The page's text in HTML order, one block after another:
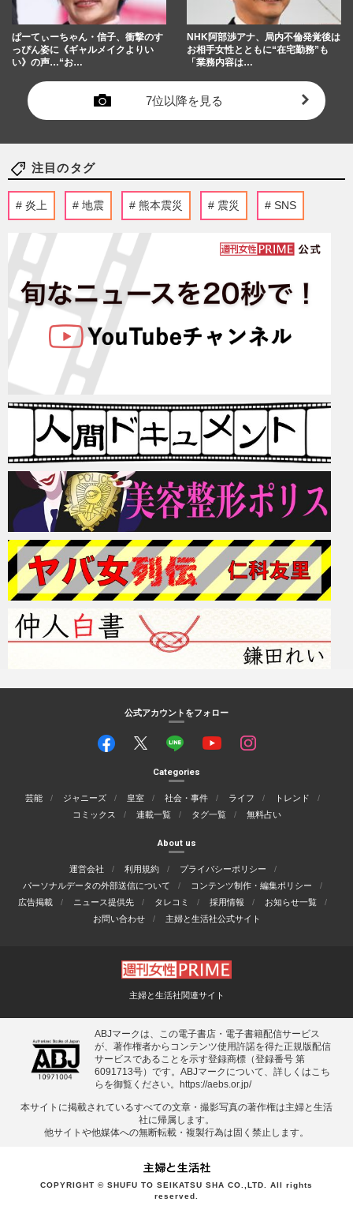
ぱーてぃーちゃん・信子、衝撃のす
っぴん姿に《ギャルメイクよりい
い》の声…“お…
NHK阿部渉アナ、局内不倫発覚後は
お相手女性とともに“在宅勤務”も
「業務内容は…
7位以降を見る
注目のタグ
炎上 地震 熊本震災 震災 SNS
公式アカウントをフォロー
Categories
芸能 ジャニーズ 皇室 社会・事件 ライフ
トレンド
コミックス
連載一覧 タグ一覧 無料占い
About us
運営会社 利用規約
プライバシーポリシー
パーソナルデータの外部送信について
コンテンツ制作・編集ポリシー
広告掲載
ニュース提供先 タレコミ 採用情報
お知らせ一覧
お問い合わせ
主婦と生活社公式サイト
主婦と生活社関連サイト
ABJマークは、この電子書店・電子書籍配信サービス
が、著作権者からコンテンツ使用許諾を得た正規版配信
サービスであることを示す登録商標（登録番号 第
6091713号）です。ABJマークについて、詳しくはこち
らを御覧ください。
https://aebs.or.jp/
本サイトに掲載されているすべての⽂章・撮影写真の著作権は主婦と⽣活
社に帰属します。
他サイトや他媒体への無断転載・複製⾏為は固く禁⽌します。
COPYRIGHT © SHUFU TO SEIKATSU SHA CO.,LTD. All rights
reserved.